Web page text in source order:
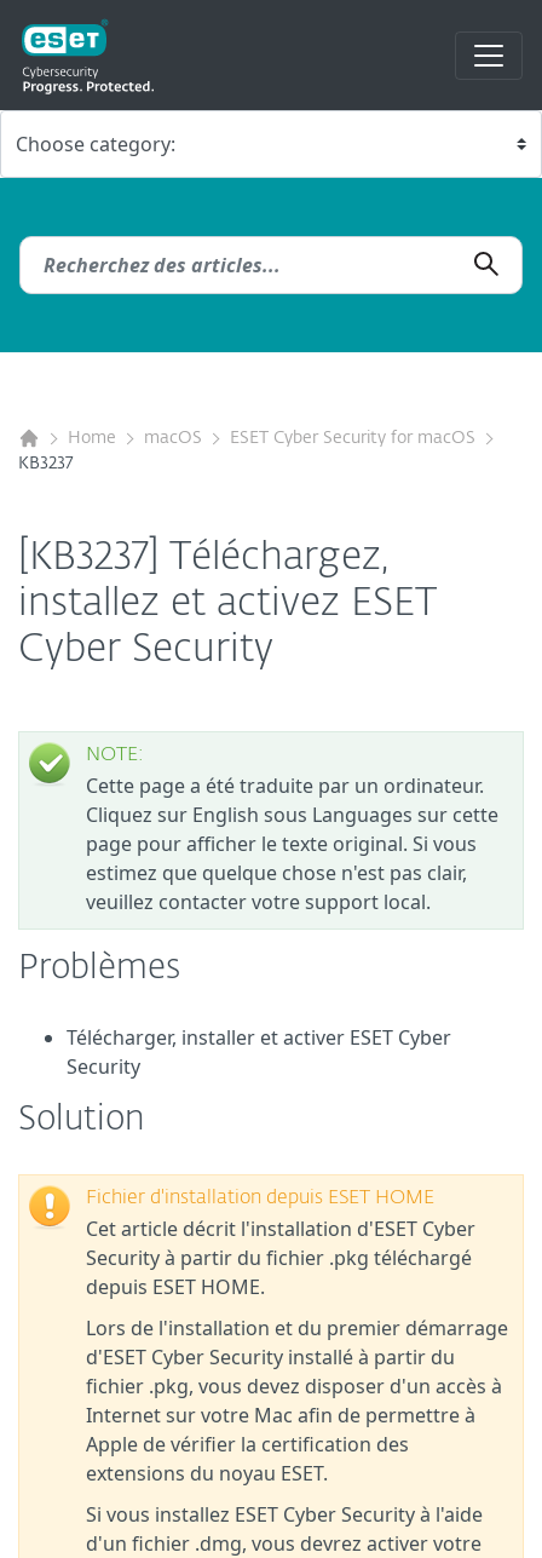
Home macOS
ESET Cyber Security for macOS
KB3237
[KB3237] Téléchargez,
installez et activez ESET
Cyber Security
NOTE:
Cette page a été traduite par un ordinateur.
Cliquez sur English sous Languages sur cette
page pour afficher le texte original. Si vous
estimez que quelque chose n'est pas clair,
veuillez contacter votre support local.
Problèmes
Télécharger, installer et activer ESET Cyber
Security
Solution
Fichier d'installation depuis ESET HOME
Cet article décrit l'installation d'ESET Cyber
Security à partir du fichier .pkg téléchargé
depuis ESET HOME.
Lors de l'installation et du premier démarrage
d'ESET Cyber Security installé à partir du
fichier .pkg, vous devez disposer d'un accès à
Internet sur votre Mac afin de permettre à
Apple de vérifier la certification des
extensions du noyau ESET.
Si vous installez ESET Cyber Security à l'aide
d'un fichier .dmg, vous devrez activer votre